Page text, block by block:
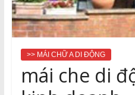
>> MÁI CHỮ A DI ĐỘNG
mái che di